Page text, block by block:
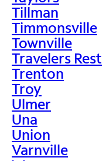
Tillman
Timmonsville
Townville
Travelers Rest
Trenton
Troy
Ulmer
Una
Union
Varnville